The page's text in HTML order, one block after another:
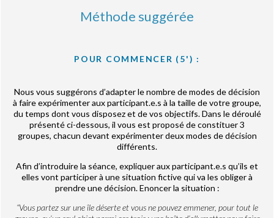
Méthode suggérée
POUR COMMENCER (5') :
Nous vous suggérons d’adapter le nombre de modes de décision
à faire expérimenter aux participant.e.s à la taille de votre groupe,
du temps dont vous disposez et de vos objectifs. Dans le déroulé
présenté ci-dessous, il vous est proposé de constituer 3
groupes, chacun devant expérimenter deux modes de décision
différents.
Afin d’introduire la séance, expliquer aux participant.e.s qu’ils et
elles vont participer à une situation fictive qui va les obliger à
prendre une décision. Enoncer la situation :
“Vous partez sur une île déserte et vous ne pouvez emmener, pour tout le